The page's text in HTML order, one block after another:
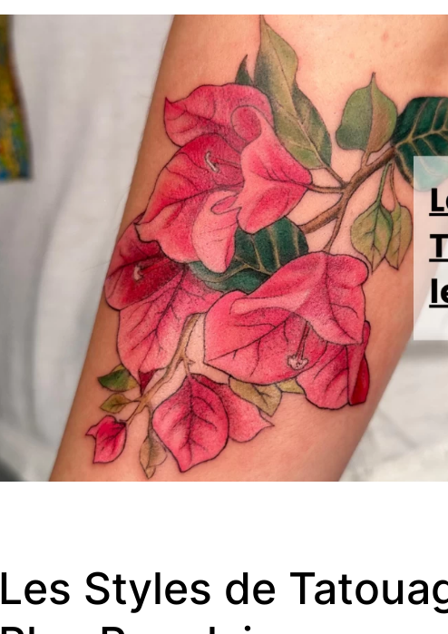
Les Styles de